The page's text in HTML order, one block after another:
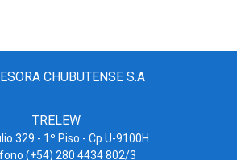
CHUBUTENSE S.A
TRELEW
329 - 1º Piso - Cp U-9100H
(+54) 280 4434 802/3